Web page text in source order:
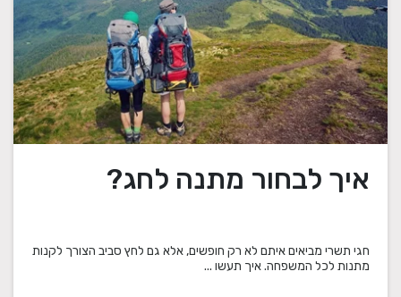
איך לבחור מתנה לחג?
חגי תשרי מביאים איתם לא רק חופשים, אלא גם לחץ סביב הצורך לקנות
מתנות לכל המשפחה. איך תעשו ...